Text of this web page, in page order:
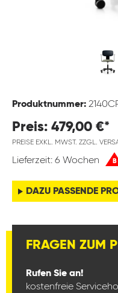
Produktnummer:
Preis: 479,00 €*
PREISE EXKL. MWST. ZZGL.
Lieferzeit: 6 Wochen B
DAZU PASSENDE
FRAGEN ZUM
Rufen Sie an!
kostenfreie